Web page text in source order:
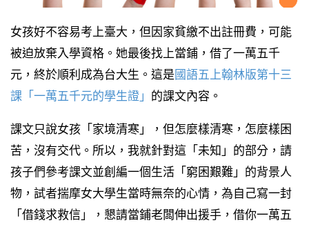
女孩好不容易考上臺大，但因家貧繳不出註冊費，可能
被迫放棄入學資格。她最後找上當鋪，借了一萬五千
元，終於順利成為台大生。這是國語五上翰林版第十三
課「一萬五千元的學生證」 的課文內容。
課文只說女孩「家境清寒」，但怎麼樣清寒，怎麼樣困
苦，沒有交代。所以，我就針對這「未知」的部分，請
孩子們參考課文並創編一個生活「窮困艱難」的背景人
物，試者揣摩女大學生當時無奈的心情，為自己寫一封
「借錢求救信」，懇請當鋪老闆伸出援手，借你一萬五